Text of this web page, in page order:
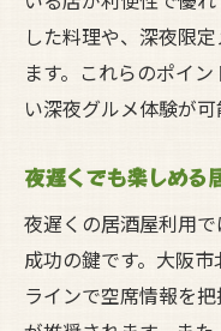
した料理や、深夜限
ます。これらのポイ
い深夜グルメ体験が可
夜遅くでも楽しめる
夜遅くの居酒屋利用
成功の鍵です。大阪
ラインで空席情報を